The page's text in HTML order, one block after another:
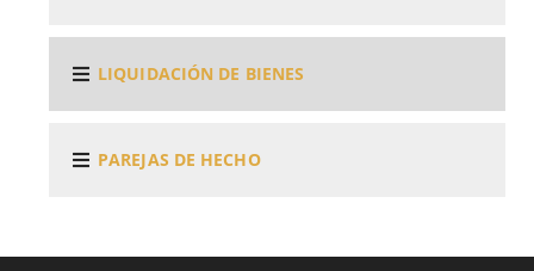
LIQUIDACIÓN DE BIENES
PAREJAS DE HECHO